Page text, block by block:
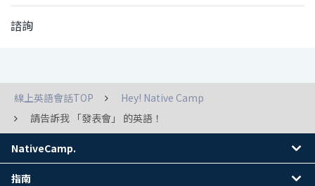
諮詢
線上英語會話TOP
Hey! Native Camp
請告訴我 「發表會」 的英語！
NativeCamp.
指南